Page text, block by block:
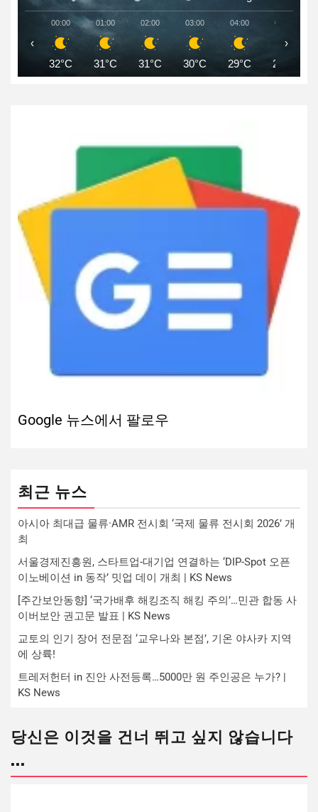
00:00
32°C
01:00
31°C
02:00
31°C
03:00
30°C
04:00
29°C
05:00
29°C
‹ ›
Google 뉴스에서 팔로우
최근 뉴스
아시아 최대급 물류·AMR 전시회 ‘국제 물류 전시회 2026’ 개
최
서울경제진흥원, 스타트업-대기업 연결하는 ‘DIP-Spot 오픈
이노베이션 in 동작’ 밋업 데이 개최 | KS News
[주간보안동향] ‘국가배후 해킹조직 해킹 주의’…민관 합동 사
이버보안 권고문 발표 | KS News
교토의 인기 장어 전문점 ‘교우나와 본점’, 기온 야사카 지역
에 상륙!
트레저헌터 in 진안 사전등록…5000만 원 주인공은 누가? |
KS News
당신은 이것을 건너 뛰고 싶지 않습니다
...